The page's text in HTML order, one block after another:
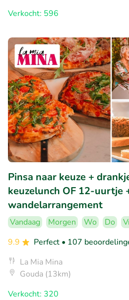
Verkocht: 596
Pinsa naar keuze +
keuzelunch OF 12-uurtje
wandelarrangement
Vandaag Morgen Wo Do
9.9
Perfect • 107
La Mia Mina
Gouda (13km)
Verkocht: 320